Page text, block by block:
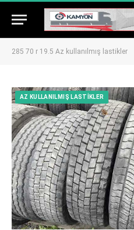
285 70 r 19.5 Az kullanılmış lastikler
AZ KULLANILMIŞ LASTIKLER